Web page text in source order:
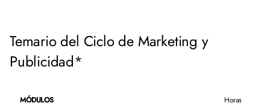
Temario del Ciclo de Marketing y
Publicidad*
MÓDULOS Horas